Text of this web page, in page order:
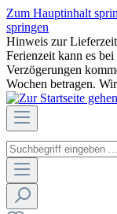
Zum Hauptinhalt
springen
Hinweis zur
Ferienzeit kann es
Verzögerungen
Wochen betragen.